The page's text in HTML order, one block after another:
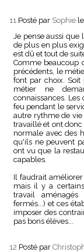
11.Posté par Sophie
Je pense aussi que
de plus en plus
est dû et tout de
Comme beaucoup
précédents, le
font par choix. Soit
métier ne
connaissances.
feu pendant le
autre rythme de
travaillé et ont
normale avec des
qu'ils ne peuvent
ont vu que la
capables.
Il faudrait
mais il y a
travail
fermés...) et ces
imposer des
pas bons élèves...
12. Posté par